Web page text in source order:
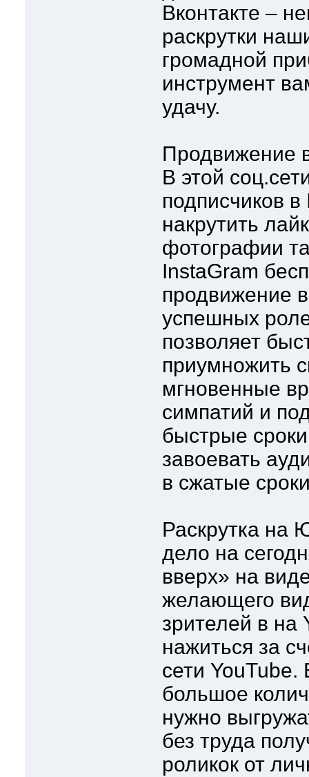
Вконтакте –
раскрутки
громадной
инструмент
удачу.
Продвижение
В этой
подписчиков в
накрутить
фотографии
InstaGram
продвижение
успешных
позволяет
приумножить
мгновенные
симпатий и
быстрые
завоевать
в сжатые
Раскрутка на
дело на
вверх» на
желающего
зрителей в на
нажиться за
сети YouTube.
большое
нужно
без труда
роликок от